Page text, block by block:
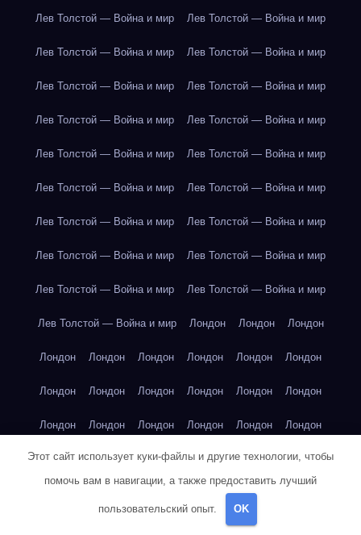
Лев Толстой — Война и мир Лев Толстой — Война и мир
Лев Толстой — Война и мир Лев Толстой — Война и мир
Лев Толстой — Война и мир Лев Толстой — Война и мир
Лев Толстой — Война и мир Лев Толстой — Война и мир
Лев Толстой — Война и мир Лев Толстой — Война и мир
Лев Толстой — Война и мир Лев Толстой — Война и мир
Лев Толстой — Война и мир Лев Толстой — Война и мир
Лев Толстой — Война и мир Лев Толстой — Война и мир
Лев Толстой — Война и мир Лев Толстой — Война и мир
Лев Толстой — Война и мир Лондон Лондон Лондон
Лондон Лондон Лондон Лондон Лондон Лондон
Лондон Лондон Лондон Лондон Лондон Лондон
Лондон Лондон Лондон Лондон Лондон Лондон
Лондон Лондон Лондон Лондон Лос-Анджелес
Лос-Анджелес
Лос-Анджелес
Этот сайт использует куки-файлы и другие технологии, чтобы
помочь вам в навигации, а также предоставить лучший
пользовательский опыт. OK